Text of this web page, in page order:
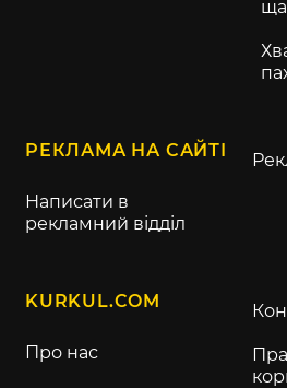
РЕКЛАМА НА САЙТІ
Написати в
рекламний відділ
KURKUL.COM
Про нас